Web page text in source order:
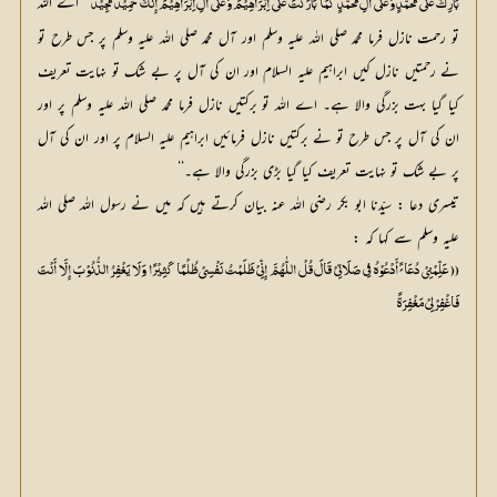
بَارِکْ عَلٰی مُحَمَّدٍ وَعَلٰی آلِ مُحَمَّدٍ کَمَا بَارَکْتَ عَلٰی اِبْرَاہِیْمَ وَعَلٰی آلِ اِبْرَاہِیْمَ إِنَّکَ حَمِیْدٌ مَجِیْدٌ
تو رحمت نازل فرما محمد صلی اللہ علیہ وسلم اور آل محمد صلی اللہ علیہ وسلم پر جس طرح تو
کیا گیا بہت بزرگی والا ہے۔ اے اللہ تو برکتیں نازل فرما محمد صلی اللہ علیہ وسلم پر اور
پر بے شک تو نہایت تعریف کیا گیا بڑی بزرگی والا ہے۔‘‘
تیسری دعا : سیّدنا ابو بکر رضی اللہ عنہ بیان کرتے ہیں کہ میں نے رسول اللہ صلی اللہ
علیہ وسلم سے کہا کہ :
(( عَلِّمْنِیْ دُعَائً أَدْعُوْہُ فِی صَلَاتِیْ قَالَ قُلْ اللّٰہُمَّ إِنِّیْ ظَلَمْتُ نَفْسِیْ ظُلْمًا کَثِیْرًا وَلَا یَغْفِرُ الذُّنُوْبَ إِلَّا أَنْتَ
فَاغْفِرْلِیْ مَغْفِرَۃً